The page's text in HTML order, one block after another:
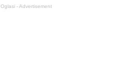
Oglasi - Advertisement